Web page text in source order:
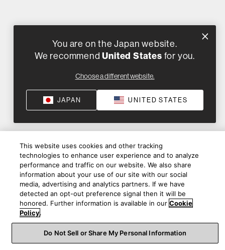
圧倒的な美しさ
802 D4は、洗練されたフォルムと美しい塗装、そして
リアルウッドによる仕上げによって、エレガントなリビ
スにも妥協を許しません。リファレンスグレードのステ
You are on the Japan website.
We recommendUnited States for you.
Choose a different website.
JAPAN UNITED STATES
This website uses cookies and other tracking
technologies to enhance user experience and to analyze
performance and traffic on our website. We also share
information about your use of our site with our social
media, advertising and analytics partners. If we have
detected an opt-out preference signal then it will be
honored. Further information is available in our Cookie
Policy.
Do Not Sell or Share My Personal Information